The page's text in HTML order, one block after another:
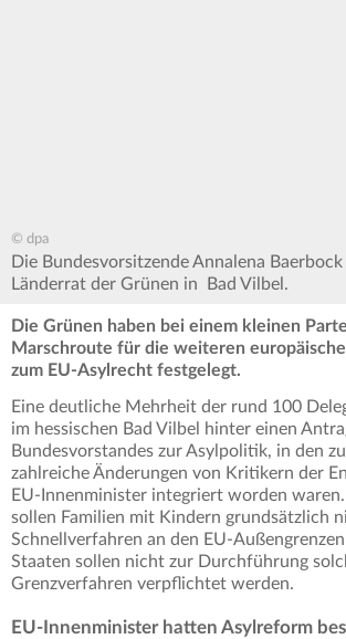
© dpa
Die Bundesvorsitzende Annalena
Länderrat der Grünen in Bad Vilbel.
Die Grünen haben bei einem kleinen
Marschroute für die weiteren
zum EU-Asylrecht festgelegt.
Eine deutliche Mehrheit der rund 100
im hessischen Bad Vilbel hinter einen
Bundesvorstandes zur Asylpolitik, in den
zahlreiche Änderungen von Kritikern der
EU-Innenminister integriert worden
sollen Familien mit Kindern grundsätzlich
Schnellverfahren an den EU-
Staaten sollen nicht zur Durchführung
Grenzverfahren verpflichtet werden.
EU-Innenminister hatten Asylreform